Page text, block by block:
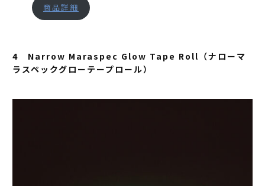
商品詳細
4 Narrow Maraspec Glow Tape Roll（ナローマ
ラスペックグローテープロール）